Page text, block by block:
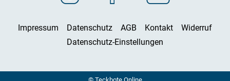
Impressum Datenschutz AGB Kontakt
Widerruf
Datenschutz-Einstellungen